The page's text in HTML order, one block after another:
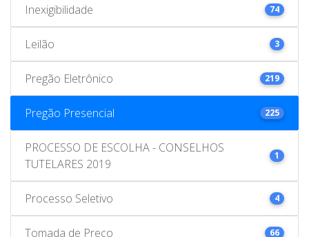
Inexigibilidade 74
Leilão 3
Pregão Eletrônico 219
Pregão Presencial 225
PROCESSO DE ESCOLHA - CONSELHOS
TUTELARES 2019
1
Processo Seletivo 4
Tomada de Preço 66